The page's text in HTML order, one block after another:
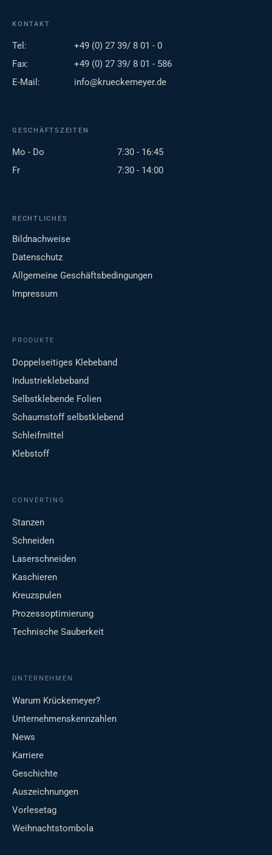
KONTAKT
Tel:
+49 (0) 27 39/ 8 01 - 0
Fax:
+49 (0) 27 39/ 8 01 - 586
E-Mail:
info@krueckemeyer.de
GESCHÄFTSZEITEN
Mo - Do
7:30 - 16:45
Fr
7:30 - 14:00
RECHTLICHES
Bildnachweise
Datenschutz
Allgemeine Geschäftsbedingungen
Impressum
PRODUKTE
Doppelseitiges Klebeband
Industrieklebeband
Selbstklebende Folien
Schaumstoff selbstklebend
Schleifmittel
Klebstoff
CONVERTING
Stanzen
Schneiden
Laserschneiden
Kaschieren
Kreuzspulen
Prozessoptimierung
Technische Sauberkeit
UNTERNEHMEN
Warum Krückemeyer?
Unternehmenskennzahlen
News
Karriere
Geschichte
Auszeichnungen
Vorlesetag
Weihnachtstombola